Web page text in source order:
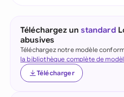
Téléchargez unstandard
abusives
Téléchargez notre modèle
la bibliothèque complète de
Télécharger